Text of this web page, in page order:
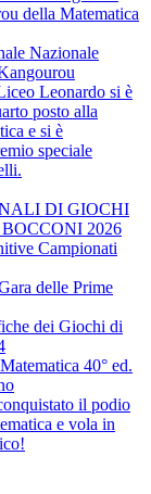
della Matematica
Nazionale
Leonardo si è
posto alla
e si è
speciale
DI GIOCHI
2026
Campionati
delle Prime
dei Giochi di
40° ed.
il podio
e vola in